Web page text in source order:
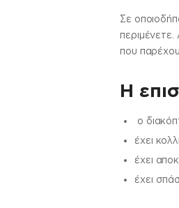
Σε
που
Η
ο
έχει
έχει
έχει